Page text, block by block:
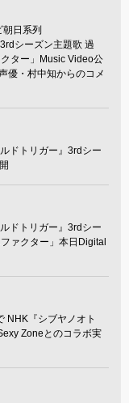
朝日系列
シーズン主題歌 過
ター」Music Video公
優・村中知からのコメ
ドトリガー』3rdシー
ドトリガー』3rdシー
ァクター」本日Digital
NHK『シブヤノオト
Zoneとのコラボ実